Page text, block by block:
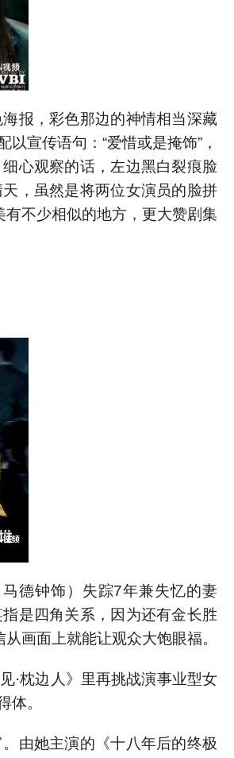
报，彩色那边的神情相当深藏
宣传语句：“爱惜或是掩饰”，
心观察的话，左边黑白裂痕脸
，虽然是将两位女演员的脸拼
有不少相似的地方，更大赞剧集
德钟饰）失踪7年兼失忆的妻
是四角关系，因为还有金长胜
画面上就能让观众大饱眼福。
·枕边人》里再挑战演事业型女
体。
由她主演的《十八年后的终极